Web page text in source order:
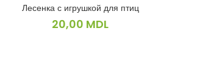
В КОРЗИНУ
Лесенка с игрушкой для птиц
20,00 MDL